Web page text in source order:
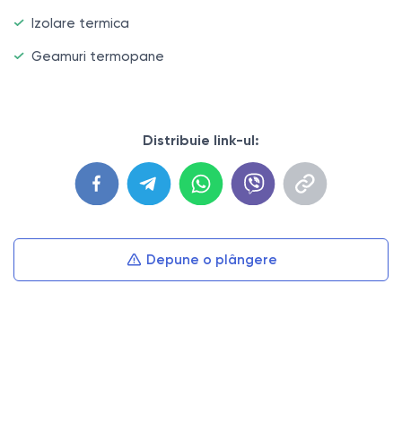
Izolare termica
Geamuri termopane
Distribuie link-ul:
Depune o plângere